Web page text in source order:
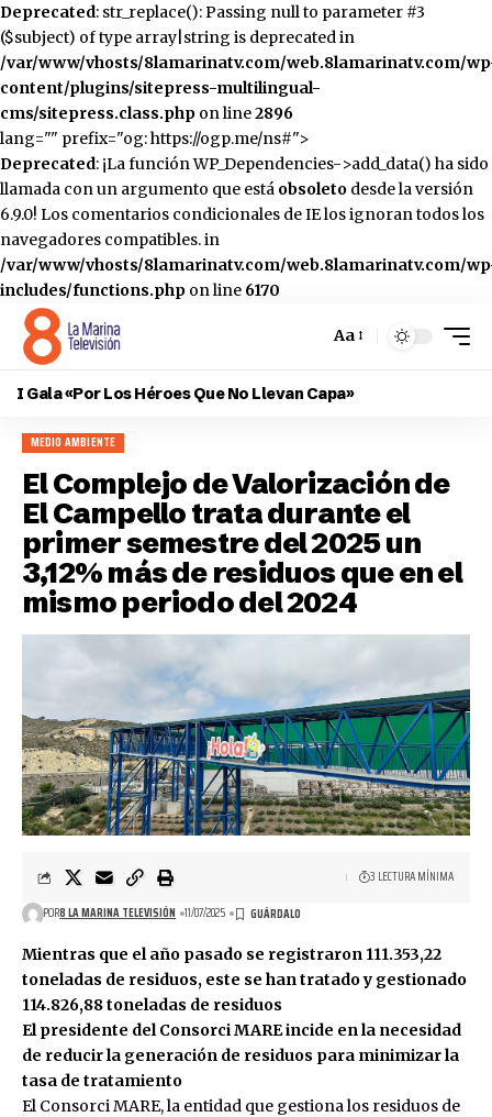
Deprecated: str_replace(): Passing null to parameter #3
($subject) of type array|string is deprecated in
/var/www/vhosts/8lamarinatv.com/web.8lamarinatv.com/
content/plugins/sitepress-multilingual-
cms/sitepress.class.php on line2896
lang="" prefix="og: https://ogp.me/ns#">
Deprecated: ¡La función WP_Dependencies->add_data() ha sido
llamada con un argumento que está obsoleto desde la versión
6.9.0! Los comentarios condicionales de IE los ignoran todos los
navegadores compatibles. in
/var/www/vhosts/8lamarinatv.com/web.8lamarinatv.com/
includes/functions.php on line 6170
Cambiar
tamaño
fuente
Aa
I Gala «Por Los Héroes Que No Llevan Capa»
MEDIO AMBIENTE
El Complejo de Valorización de
El Campello trata durante el
primer semestre del 2025 un
3,12% más de residuos que en el
mismo periodo del 2024
POR8 LA MARINA TELEVISIÓN 11/07/2025
3 LECTURA MÍNIMA
Mientras que el año pasado se registraron 111.353,22
toneladas de residuos, este se han tratado y gestionado
114.826,88 toneladas de residuos
El presidente del Consorci MARE incide en la necesidad
de reducir la generación de residuos para minimizar la
tasa de tratamiento
El Consorci MARE, la entidad que gestiona los residuos de